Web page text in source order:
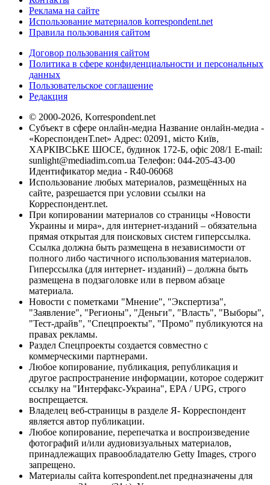
Реклама на сайте
Использование материалов korrespondent.net
Правила пользования сайтом
Договор пользования сайтом
Политика в сфере конфиденциальности и персональных
данных
Пользовательское соглашение
Редакция
© 2000-2026, Korrespondent.net
Субъект в сфере онлайн-медиа Название онлайн-медиа -
«КореспонденТ.net» Адрес: 02091, місто Київ,
ХАРКІВСЬКЕ ШОСЕ, будинок 172-Б, офіс 208/1 E-mail:
sunlight@mediadim.com.ua Телефон: 044-205-43-00
Идентификатор медиа - R40-06068
Использование любых материалов, размещённых на
сайте, разрешается при условии ссылки на
Корреспондент.net.
При копировании материалов со страницы «Новости
Украины и мира», для интернет-изданий – обязательна
прямая открытая для поисковых систем гиперссылка.
Ссылка должна быть размещена в независимости от
полного либо частичного использования материалов.
Гиперссылка (для интернет- изданий) – должна быть
размещена в подзаголовке или в первом абзаце
материала.
Новости с пометками "Мнение", "Экспертиза",
"Заявление", "Регионы", "Деньги", "Власть", "Выборы",
"Тест-драйв", "Спецпроекты", "Промо" публикуются на
правах рекламы.
Раздел Спецпроекты создается совместно с
коммерческими партнерами.
Любое копирование, публикация, републикация и
другое распространение информации, которое содержит
ссылку на "Интерфакс-Украина", EPA / UPG, строго
воспрещается.
Владелец веб-страницы в разделе Я- Корреспондент
является автор публикации.
Любое копирование, перепечатка и воспроизведение
фотографий и/или аудиовизуальных материалов,
принадлежащих правообладателю Getty Images, строго
запрещено.
Материалы сайта korrespondent.net предназначены для